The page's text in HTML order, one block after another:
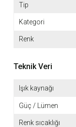
Tip
Kategori
Renk
Teknik Veri
Işık kaynağı
Güç / Lümen
Renk sıcaklığı